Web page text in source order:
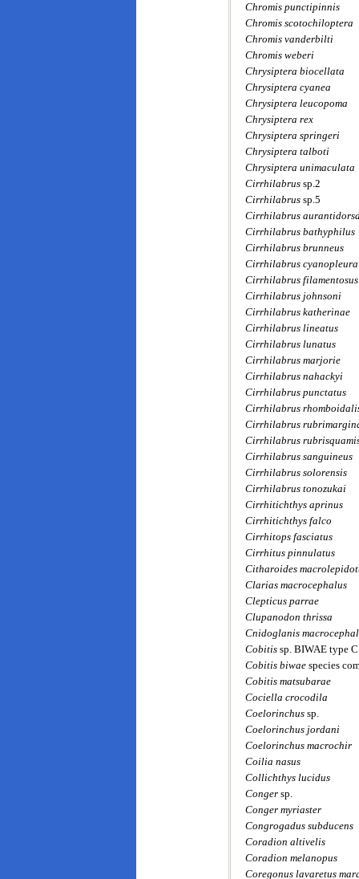
Chromis punctipinnis
Chromis scotochiloptera
Chromis vanderbilti
Chromis weberi
Chrysiptera biocellata
Chrysiptera cyanea
Chrysiptera leucopoma
Chrysiptera rex
Chrysiptera springeri
Chrysiptera talboti
Chrysiptera unimaculata
Cirrhilabrus sp.2
Cirrhilabrus sp.5
Cirrhilabrus
Cirrhilabrus bathyphilus
Cirrhilabrus brunneus
Cirrhilabrus cyanopleura
Cirrhilabrus filamentosus
Cirrhilabrus johnsoni
Cirrhilabrus katherinae
Cirrhilabrus lineatus
Cirrhilabrus lunatus
Cirrhilabrus marjorie
Cirrhilabrus nahackyi
Cirrhilabrus punctatus
Cirrhilabrus
Cirrhilabrus
Cirrhilabrus
Cirrhilabrus sanguineus
Cirrhilabrus solorensis
Cirrhilabrus tonozukai
Cirrhitichthys aprinus
Cirrhitichthys falco
Cirrhitops fasciatus
Cirrhitus pinnulatus
Citharoides
Clarias macrocephalus
Clepticus parrae
Clupanodon thrissa
Cnidoglanis
Cobitis sp. BIWAE type C
Cobitis biwae species
Cobitis matsubarae
Cociella crocodila
Coelorinchus sp.
Coelorinchus jordani
Coelorinchus macrochir
Coilia nasus
Collichthys lucidus
Conger sp.
Conger myriaster
Congrogadus subducens
Coradion altivelis
Coradion melanopus
Coregonus lavaretus